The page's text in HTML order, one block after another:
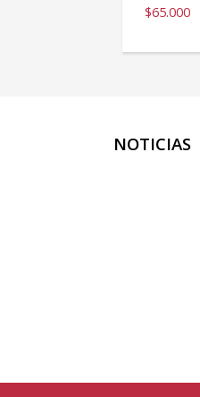
$65.000
NOTICIAS